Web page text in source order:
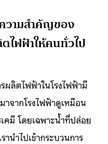
วามสำคัญของ
ไฟฟ้าให้คนทั่วไป
ผลิตไฟฟ้าในโรงไฟฟ้ามี
จากโรงไฟฟ้าดูเหมือน
คมี โดยเฉพาะน้ำที่ปล่อย
นำไปเข้ากระบวนการ